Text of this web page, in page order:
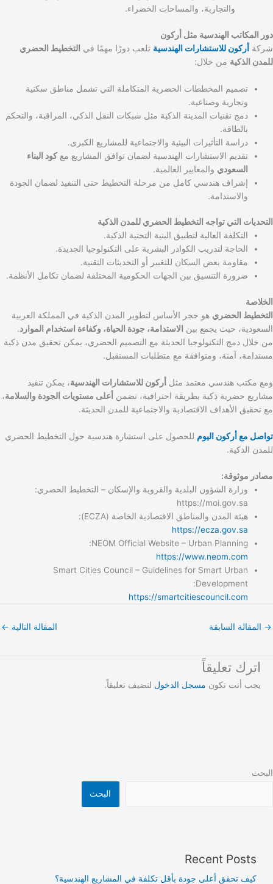
والتجارية، والمساحات الخضراء.
دور المكاتب الهندسية مثل أركون
شركة أركون للاستشارات الهندسية تلعب دورًا مهمًا في التخطيط الحضري
للمدن الذكية من خلال:
تصميم المخططات الحضرية المتكاملة التي تشمل مناطق سكنية
وتجارية وصناعية.
دمج تقنيات المدينة الذكية مثل شبكات النقل الذكي، المراقبة، والتحكم
بالطاقة.
دراسة التأثيرات البيئية والاجتماعية للمشاريع الكبرى.
تقديم الاستشارات الهندسية لضمان توافق المشاريع معكود البناء
السعودي والمعايير العالمية.
إشراف هندسي كامل من مرحلة التخطيط حتى التنفيذ لضمان الجودة
والاستدامة.
التحديات التي تواجه التخطيط الحضري للمدن الذكية
التكلفة العالية لتطبيق البنية التحتية الذكية.
الحاجة لتدريب الكوادر البشرية على التكنولوجيا الجديدة.
مقاومة بعض السكان للتغيير أو التحديثات التقنية.
ضرورة التنسيق بين الجهات الحكومية المختلفة لضمان تكامل الأنظمة.
الخلاصة
التخطيط الحضري هو حجر الأساس لتطوير المدن الذكية في المملكة العربية
السعودية، حيث يجمع بين
الاستدامة، جودة الحياة، وكفاءة استخدام الموارد.
من خلال دمج التكنولوجيا الحديثة مع التصميم الحضري، يمكن تحقيق مدن ذكية
مستدامة، آمنة، ومتوافقة مع متطلبات المستقبل.
ومع مكتب هندسي معتمد مثل أركون للاستشارات الهندسية، يمكن تنفيذ
مشاريع حضرية ذكية بطريقة احترافية، تضمن أعلى مستويات الجودة والسلامة،
مع تحقيق الأهداف الاقتصادية والاجتماعية للمدن الحديثة.
تواصل مع أركون اليوم للحصول على استشارة هندسية حول التخطيط الحضري
للمدن الذكية.
مصادر موثوقة:
وزارة الشؤون البلدية والقروية والإسكان – التخطيط الحضري:
https://moi.gov.sa
هيئة المدن والمناطق الاقتصادية الخاصة (ECZA):
https://ecza.gov.sa
NEOM Official Website – Urban Planning:
https://www.neom.com
Smart Cities Council – Guidelines for Smart Urban
Development:
https://smartcitiescouncil.com
→ المقالة السابقة المقالة التالية ←
اترك تعليقاً
يجب أنت تكون مسجل الدخول لتضيف تعليقاً.
البحث
البحث
Recent Posts
كيف تحقق أعلى جودة بأقل تكلفة في المشاريع الهندسية؟